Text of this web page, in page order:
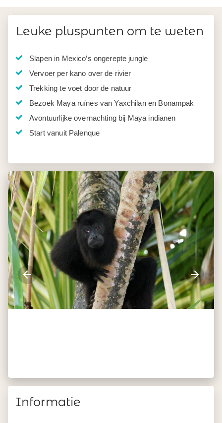
Leuke pluspunten om te weten
Slapen in Mexico’s ongerepte jungle
Vervoer per kano over de rivier
Trekking te voet door de natuur
Bezoek Maya ruïnes van Yaxchilan en Bonampak
Avontuurlijke overnachting bij Maya indianen
Start vanuit Palenque
Informatie